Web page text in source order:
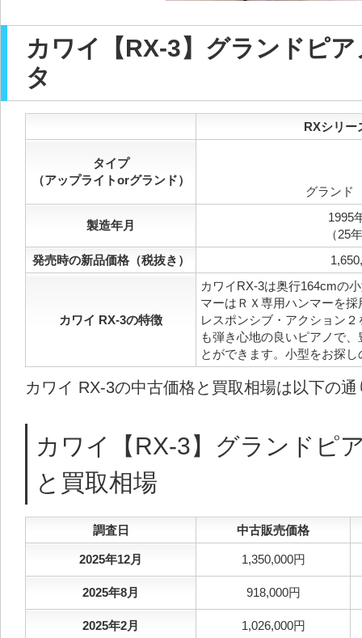
カワイ【RX-3】グランドピ
タ
RXシリー
タイプ
（アップライトorグランド）
グランド
製造年月
1995
（25
発売時の新品価格（税抜き）
カワイ RX-3の特徴
カワイRX-3は奥行164cmの
マーはＲＸ専用ハンマーを
レスポンシブ・アクション
も弾き心地の良いピアノで
とができます。小型をお探
カワイ RX-3の中古価格と買取相場は以下の通
カワイ【RX-3】グランドピ
と買取相場
調査日 中古販売価格
2025年12月 1,350,000円
2025年8月 918,000円
2025年2月 1,026,000円